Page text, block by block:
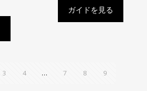
ガイドを見る
3 4 … 7 8 9